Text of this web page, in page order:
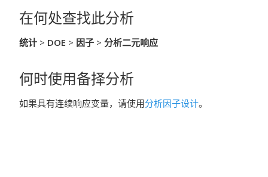
在何处查找此分析
统计 > DOE > 因子 > 分析二元响应
何时使用备择分析
如果具有连续响应变量，请使用分析因子设计。